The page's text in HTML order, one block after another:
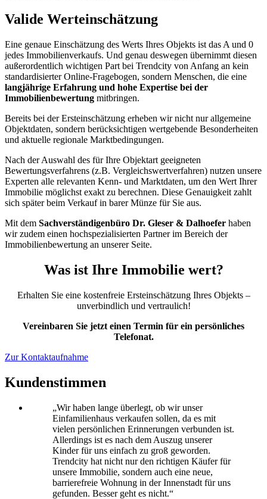
Valide Wertein­schätzung
Eine genaue Einschätzung des Werts Ihres Objekts ist das A und 0
jedes Immobilienverkaufs. Und genau deswegen übernimmt diesen
außerordentlich wichtigen Part bei Trendcity von Anfang an kein
standardisierter Online-Fragebogen, sondern Menschen, die eine
langjährige Erfahrung und hohe Expertise bei der
Immobilienbewertung mitbringen.
Bereits bei der Ersteinschätzung erheben wir nicht nur allgemeine
Objektdaten, sondern berücksichtigen wertgebende Besonderheiten
und aktuelle regionale Marktbedingungen.
Nach der Auswahl des für Ihre Objektart geeigneten
Bewertungsverfahrens (z.B. Vergleichswertverfahren) nutzen unsere
Experten alle relevanten Kenn- und Marktdaten, um den Wert Ihrer
Immobilie möglichst exakt zu berechnen. Diese Genauigkeit zahlt
sich später beim Verkauf in barer Münze für Sie aus.
Mit dem Sachverständigenbüro Dr. Gleser & Dalhoefer haben
wir zudem einen hochspezialisierten Partner im Bereich der
Immobilienbewertung an unserer Seite.
Was ist Ihre Immobilie wert?
Erhalten Sie eine kostenfreie Ersteinschätzung Ihres Objekts –
unverbindlich und vertraulich!
Vereinbaren Sie jetzt einen Termin für ein persönliches
Telefonat.
Zur Kontaktaufnahme
Kundenstimmen
„Wir haben lange überlegt, ob wir unser
Einfamilienhaus verkaufen sollen, da es mit
vielen persönlichen Erinnerungen verbunden ist.
Allerdings ist es nach dem Auszug unserer
Kinder für uns einfach zu groß geworden.
Trendcity hat nicht nur den richtigen Käufer für
unsere Immobilie, sondern auch eine neue,
barrierefreie Wohnung in der Innenstadt für uns
gefunden. Besser geht es nicht.“